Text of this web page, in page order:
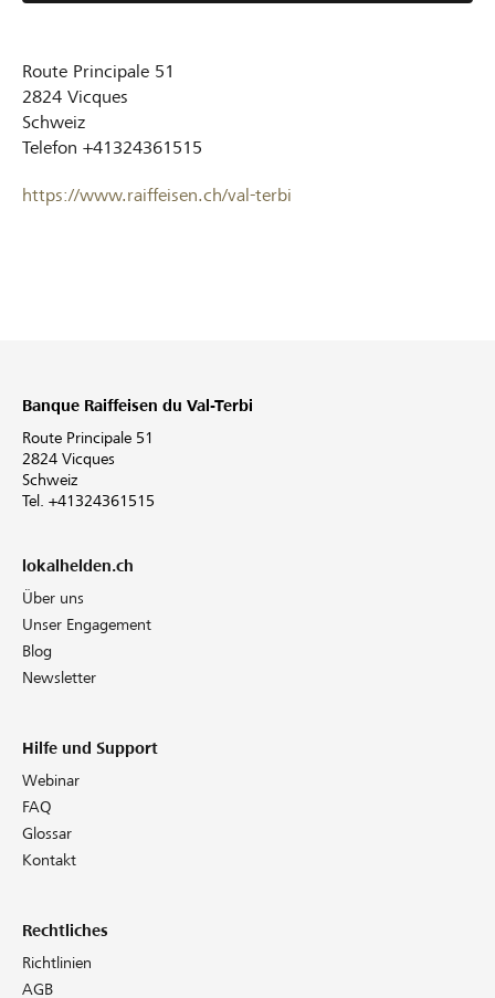
Route Principale 51
2824 Vicques
Schweiz
Telefon +41324361515
https://www.raiffeisen.ch/val-terbi
Banque Raiffeisen du Val-Terbi
Route Principale 51
2824 Vicques
Schweiz
Tel. +41324361515
lokalhelden.ch
Über uns
Unser Engagement
Blog
Newsletter
Hilfe und Support
Webinar
FAQ
Glossar
Kontakt
Rechtliches
Richtlinien
AGB